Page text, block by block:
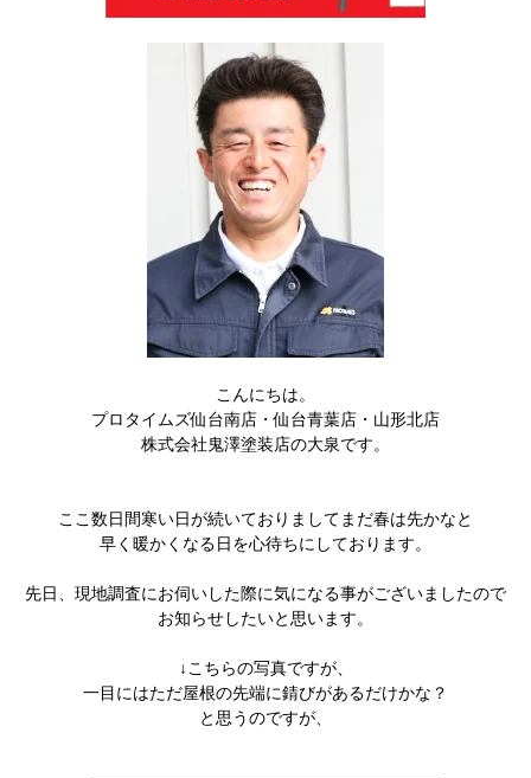
こんにちは。
プロタイムズ仙台南店・仙台青葉店・山形北店
株式会社鬼澤塗装店の大泉です。
ここ数日間寒い日が続いておりましてまだ春は先かなと
早く暖かくなる日を心待ちにしております。
先日、現地調査にお伺いした際に気になる事がございましたので
お知らせしたいと思います。
↓こちらの写真ですが、
一目にはただ屋根の先端に錆びがあるだけかな？
と思うのですが、